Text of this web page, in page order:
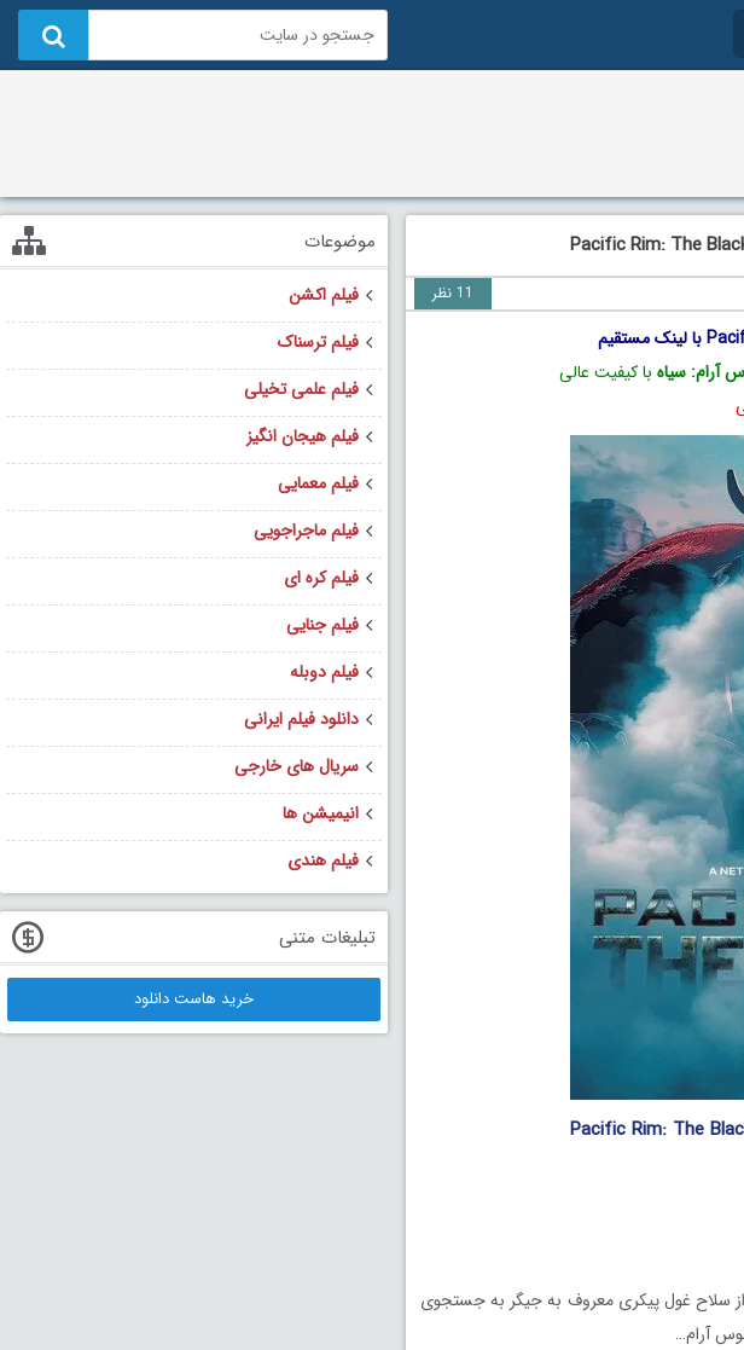
11 نظر
آرام: سیاه با کیفیت عالی
سلاح غول پیکری معروف به جیگر به جستجوی
آرام…
موضوعات
فیلم اکشن
فیلم ترسناک
فیلم علمی تخیلی
فیلم هیجان انگیز
فیلم معمایی
فیلم ماجراجویی
فیلم کره ای
فیلم جنایی
فیلم دوبله
دانلود فیلم ایرانی
سریال های خارجی
انیمیشن ها
فیلم هندی
تبلیغات متنی
خرید هاست دانلود